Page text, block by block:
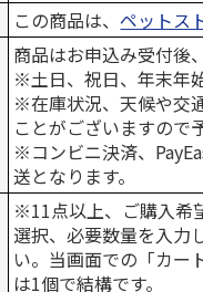
この商品は、ペットス
商品はお申込み受付後
※土日、祝日、年末年
※在庫状況、天候や交
ことがございますので
※コンビニ決済、
送となります。
※11点以上、ご購入希
選択、必要数量を入力
い。当画面での「カー
は1個で結構です。